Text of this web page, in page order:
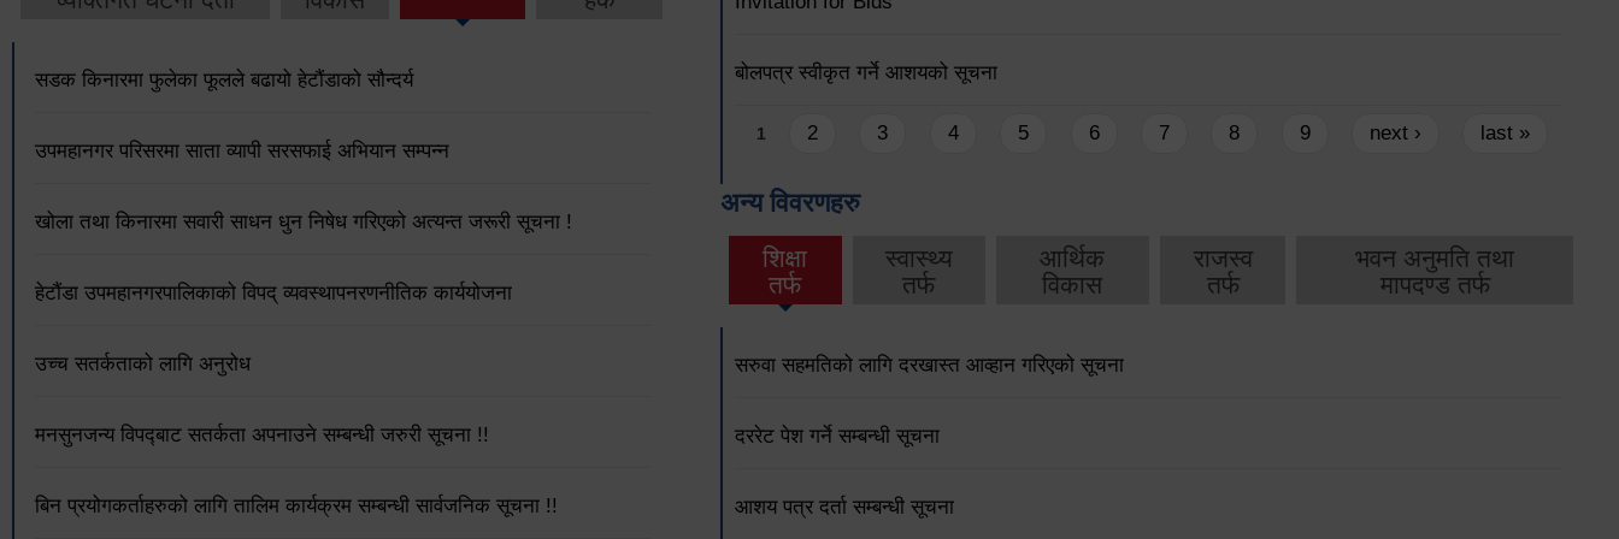
सडक किनारमा फुलेका फूलले बढायो हेटौंडाको सौन्दर्य
उपमहानगर परिसरमा साता व्यापी सरसफाई अभियान सम्पन्न
खोला तथा किनारमा सवारी साधन धुन निषेध गरिएको अत्यन्त जरूरी सूचना !
हेटौंडा उपमहानगरपालिकाको विपद् व्यवस्थापनरणनीतिक कार्ययोजना
उच्च सतर्कताको लागि अनुरोध
मनसुनजन्य विपद्‍बाट सतर्कता अपनाउने सम्बन्धी जरुरी सूचना !!
बिन प्रयोगकर्ताहरुको लागि तालिम कार्यक्रम सम्बन्धी सार्वजनिक सूचना !!
बोलपत्र स्वीकृत गर्ने आशयको सूचना
Pages
1 2 3 4 5 6 7 8 9 next › last »
अन्य विवरणहरु
शिक्षा
तर्फ
स्वास्थ्य
तर्फ
आर्थिक
विकास
राजस्व
तर्फ
भवन अनुमति तथा
मापदण्ड तर्फ
सरुवा सहमतिको लागि दरखास्त आव्हान गरिएको सूचना
दररेट पेश गर्ने सम्बन्धी सूचना
आशय पत्र दर्ता सम्बन्धी सूचना